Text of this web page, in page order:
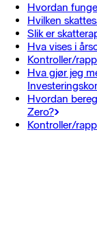
Hvordan
Hvilken
Slik er
Hva vises i
Kontroller/
Hva gjør jeg
Hvordan
Zero?
Kontroller/